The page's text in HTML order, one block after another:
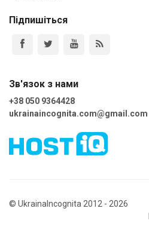
Підпишіться
Зв'язок з нами
+38 050 9364428
ukrainaincognita.com@gmail.com
© UkrainaIncognita 2012 - 2026